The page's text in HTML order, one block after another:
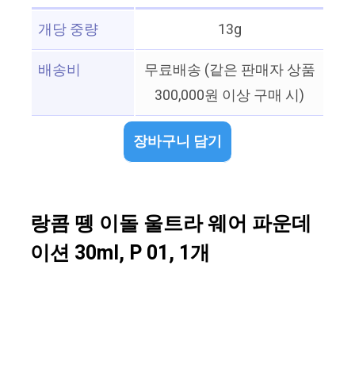
개당 중량
13g
배송비
무료배송 (같은 판매자 상품
300,000원 이상 구매 시)
장바구니 담기
랑콤 뗑 이돌 울트라 웨어 파운데
이션 30ml, P 01, 1개